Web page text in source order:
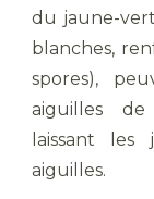
du jaune-
blanches,
spores),
aiguilles
laissant les
aiguilles.